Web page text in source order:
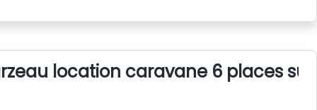
location caravane 6 places